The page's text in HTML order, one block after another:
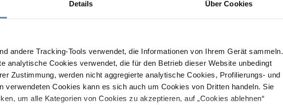
Details Über Cookies
andere Tracking-Tools verwendet, die Informationen von Ihrem Gerät sammeln.
analytische Cookies verwendet, die für den Betrieb dieser Website unbedingt
Zustimmung, werden nicht aggregierte analytische Cookies, Profilierungs- und
verwendeten Cookies kann es sich auch um Cookies von Dritten handeln. Sie
um alle Kategorien von Cookies zu akzeptieren, auf „Cookies ablehnen“